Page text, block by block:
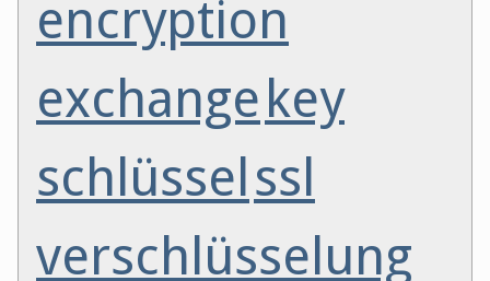
encryption
exchangekey
schlüsselssl
verschlüsselung